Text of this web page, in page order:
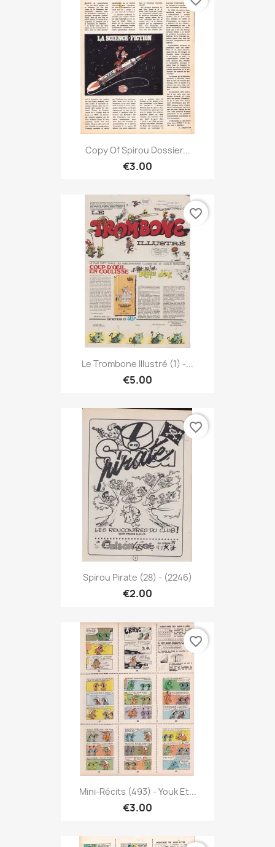
Copy Of Spirou Dossier...
€3.00
Le Trombone Illustré (1) -...
€5.00
favorite_border
Spirou Pirate (28) - (2246)
€2.00
favorite_border
Mini-Récits (493) - Youk Et...
€3.00
favorite_border